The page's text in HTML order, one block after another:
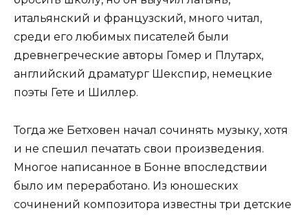
итальянский и французский, много читал,
среди его любимых писателей были
древнегреческие авторы Гомер и Плутарх,
английский драматург Шекспир, немецкие
поэты Гете и Шиллер.
Тогда же Бетховен начал сочинять музыку, хотя
и не спешил печатать свои произведения.
Многое написанное в Бонне впоследствии
было им переработано. Из юношеских
сочинений композитора известны три детские